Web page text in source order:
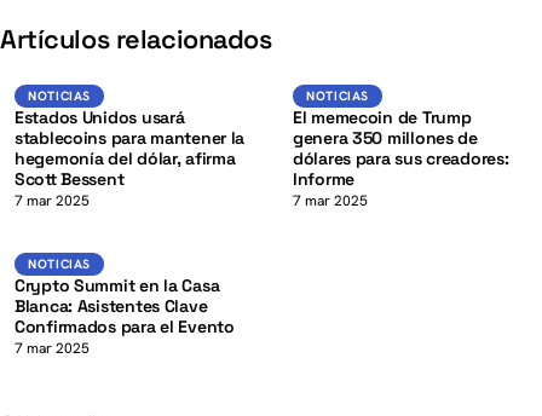
Artículos relacionados
NOTICIAS K
NOTICIAS
Estados Unidos usará
stablecoins para mantener la
hegemonía del dólar, afirma
Scott Bessent
7 mar 2025
Noticias
NOTICIAS
El memecoin de Trump
genera 350 millones de
dólares para sus creadores:
Informe
7 mar 2025
Noticias K
NOTICIAS
Crypto Summit en la Casa
Blanca: Asistentes Clave
Confirmados para el Evento
7 mar 2025